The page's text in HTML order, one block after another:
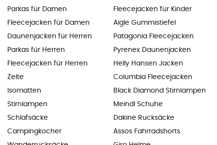
Parkas für Damen
Fleecejacken für Damen
Daunenjacken für Herren
Parkas für Herren
Fleecejacken für Herren
Zelte
Isomatten
Stirnlampen
Schlafsäcke
Campingkocher
Fleecejacken für Kinder
Aigle Gummistiefel
Patagonia Fleecejacken
Pyrenex Daunenjacken
Helly Hansen Jacken
Columbia Fleecejacken
Black Diamond Stirnlampen
Meindl Schuhe
Dakine Rucksäcke
Assos Fahrradshorts